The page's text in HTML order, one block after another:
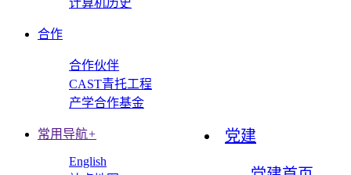
计算机历史
合作
合作伙伴
CAST青托工程
产学合作基金
党建
常用导航+
English